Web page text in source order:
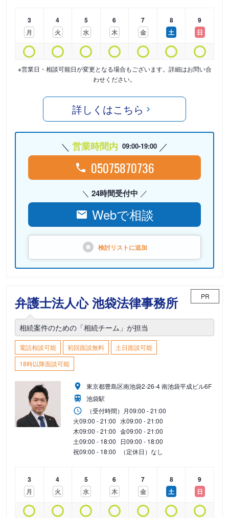
3
月
4
火
5
水
6
木
7
金
8
土
9
日
※営業日・相談可能日が変更となる場合もございます。詳細はお問い合
わせください。
詳しくはこちら
営業時間内 09:00-19:00
05075870736
24時間受付中
Webで相談
検討リストに追加
弁護士法人心 池袋法律事務所 PR
相続案件のための「相続チーム」が担当
電話相談可能 初回面談無料
土日面談可能
18時以降面談可能
東京都豊島区南池袋2-26-4 南池袋平成ビル6F
池袋駅
（受付時間） 月09:00 - 21:00
火09:00 - 21:00 水09:00 - 21:00
木09:00 - 21:00 金09:00 - 21:00
土09:00 - 18:00 日09:00 - 18:00
祝09:00 - 18:00 （定休日）なし
3
月
4
火
5
水
6
木
7
金
8
土
9
日